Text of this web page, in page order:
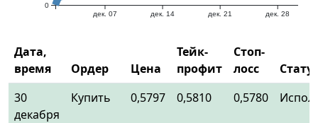
дек. 07 дек. 14 дек. 21 дек. 28
0
Дата,
время
Ордер Цена
Тейк-
профит
Стоп-
лосс
Статус
30
декабря
Купить 0,5797 0,5810 0,5780